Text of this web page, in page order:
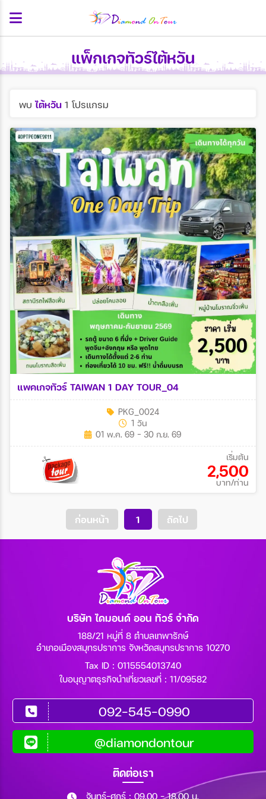
แพ็กเกจทัวร์ไต้หวัน
พบ ไต้หวัน 1 โปรแกรม
แพคเกจทัวร์ TAIWAN 1 DAY TOUR_04
PKG_0024
1 วัน
01 พ.ค. 69 - 30 ก.ย. 69
เริ่มต้น
2,500
บาท/ท่าน
ก่อนหน้า 1 ถัดไป
บริษัท ไดมอนด์ ออน ทัวร์ จำกัด
188/21 หมู่ที่ 8 ตำบลเทพารักษ์
อำเภอเมืองสมุทรปราการ จังหวัดสมุทรปราการ 10270
Tax ID : 0115554013740
ใบอนุญาตธุรกิจนำเที่ยวเลขที่ : 11/09582
092-545-0990
@diamondontour
ติดต่อเรา
จันทร์-ศุกร์ : 09.00 - 18.00 น.